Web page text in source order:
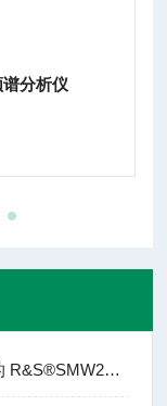
分析仪
罗德与施瓦茨（Rohde & Schwarz）的 R&S®SMW200A